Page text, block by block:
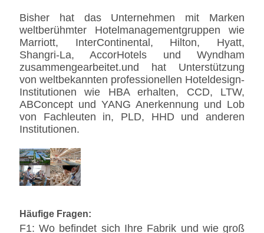
Bisher hat das Unternehmen mit Marken
weltberühmter Hotelmanagementgruppen wie
Marriott, InterContinental, Hilton, Hyatt,
Shangri-La, AccorHotels und Wyndham
zusammengearbeitet.und hat Unterstützung
von weltbekannten professionellen Hoteldesign-
Institutionen wie HBA erhalten, CCD, LTW,
ABConcept und YANG Anerkennung und Lob
von Fachleuten in, PLD, HHD und anderen
Institutionen.
Häufige Fragen:
F1: Wo befindet sich Ihre Fabrik und wie groß